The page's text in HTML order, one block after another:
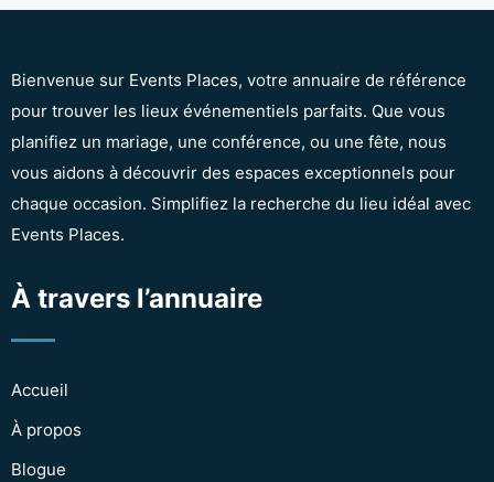
Bienvenue sur Events Places, votre annuaire de référence
pour trouver les lieux événementiels parfaits. Que vous
planifiez un mariage, une conférence, ou une fête, nous
vous aidons à découvrir des espaces exceptionnels pour
chaque occasion. Simplifiez la recherche du lieu idéal avec
Events Places.
À travers l’annuaire
Accueil
À propos
Blogue